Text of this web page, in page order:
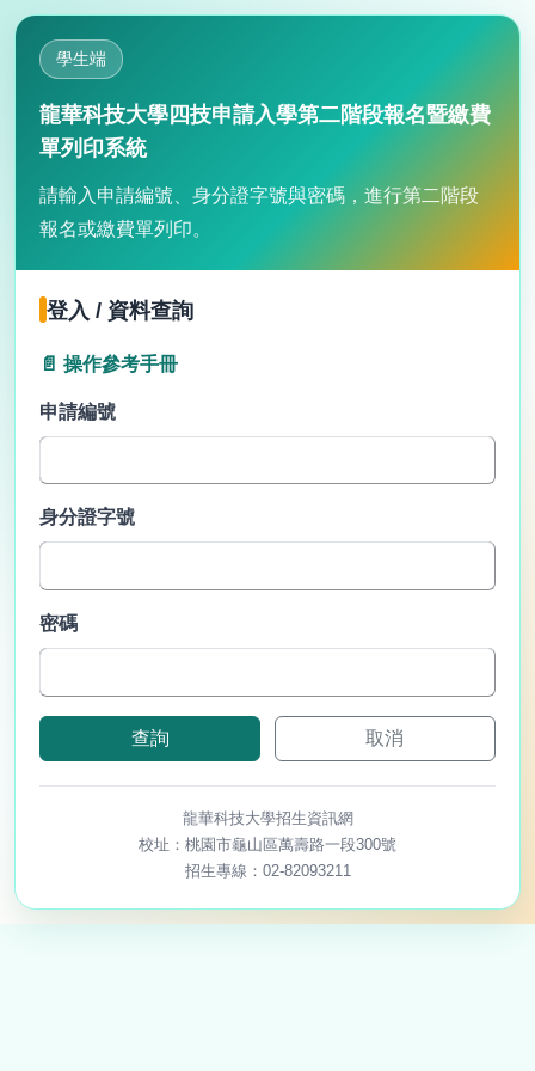
學生端
龍華科技大學四技申請入學第二階段報名暨繳費
單列印系統
請輸入申請編號、身分證字號與密碼，進行第二階段
報名或繳費單列印。
登入 / 資料查詢
📄 操作參考手冊
申請編號
身分證字號
密碼
龍華科技大學招生資訊網
校址：桃園市龜山區萬壽路一段300號
招生專線：02-82093211